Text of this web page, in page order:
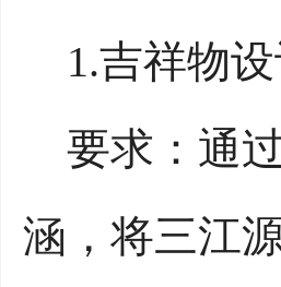
1.吉祥物设
要求：通
涵，将三江